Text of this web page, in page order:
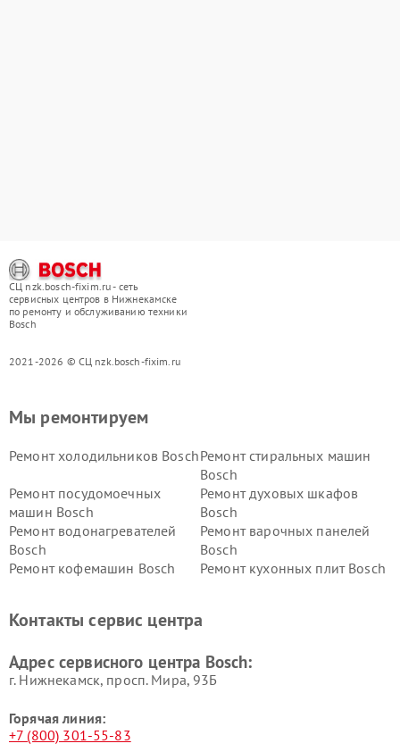
СЦ nzk.bosch-fixim.ru - сеть
сервисных центров в Нижнекамске
по ремонту и обслуживанию техники
Bosch
2021-2026 © СЦ nzk.bosch-fixim.ru
Мы ремонтируем
Ремонт холодильников BoschРемонт стиральных машин
Bosch
Ремонт посудомоечных
машин Bosch
Ремонт духовых шкафов
Bosch
Ремонт водонагревателей
Bosch
Ремонт варочных панелей
Bosch
Ремонт кофемашин Bosch
Ремонт кухонных плит Bosch
Ремонт сушильных автоматовРемонт морозильных камер
Контакты сервис центра
Адрес сервисного центра Bosch:
г. Нижнекамск, просп. Мира, 93Б
Горячая линия:
+7 (800) 301-55-83